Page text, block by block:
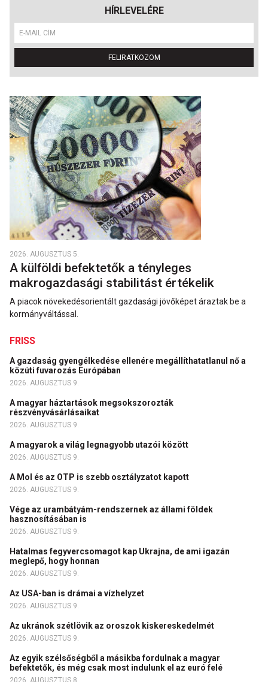
HÍRLEVELÉRE
FELIRATKOZOM
2026. AUGUSZTUS 5.
A külföldi befektetők a tényleges
makrogazdasági stabilitást értékelik
A piacok növekedésorientált gazdasági jövőképet áraztak be a
kormányváltással.
FRISS
A gazdaság gyengélkedése ellenére megállíthatatlanul nő a
közúti fuvarozás Európában
2026. AUGUSZTUS 9.
A magyar háztartások megsokszorozták
részvényvásárlásaikat
2026. AUGUSZTUS 9.
A magyarok a világ legnagyobb utazói között
2026. AUGUSZTUS 9.
A Mol és az OTP is szebb osztályzatot kapott
2026. AUGUSZTUS 9.
Vége az urambátyám-rendszernek az állami földek
hasznosításában is
2026. AUGUSZTUS 9.
Hatalmas fegyvercsomagot kap Ukrajna, de ami igazán
meglepő, hogy honnan
2026. AUGUSZTUS 9.
Az USA-ban is drámai a vízhelyzet
2026. AUGUSZTUS 9.
Az ukránok szétlövik az oroszok kiskereskedelmét
2026. AUGUSZTUS 9.
Az egyik szélsőségből a másikba fordulnak a magyar
befektetők, és még csak most indulunk el az euró felé